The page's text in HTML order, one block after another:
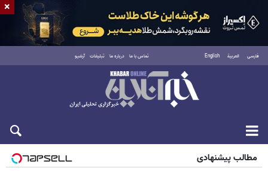
فارسی العربية English تماس با ما درباره ما تبلیغات آرشیو
جمعه ۱۶ مرداد ۱۴۰۵
مطالب پیشنهادی
×